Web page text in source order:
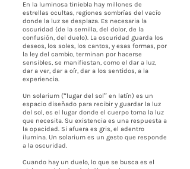
En la luminosa tiniebla hay millones de
estrellas ocultas, regiones sombrías del vacío
donde la luz se desplaza. Es necesaria la
oscuridad (de la semilla, del dolor, de la
confusión, del duelo). La oscuridad guarda los
deseos, los soles, los cantos, y esas formas, por
la ley del cambio, terminan por hacerse
sensibles, se manifiestan, como el dar a luz,
dar a ver, dar a oír, dar a los sentidos, a la
experiencia.
Un solarium (“lugar del sol” en latín) es un
espacio diseñado para recibir y guardar la luz
del sol, es el lugar donde el cuerpo toma la luz
que necesita. Su existencia es una respuesta a
la opacidad. Si afuera es gris, el adentro
ilumina. Un solarium es un gesto que responde
a la oscuridad.
Cuando hay un duelo, lo que se busca es el